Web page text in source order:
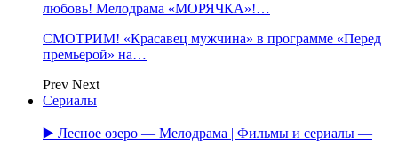
любовь! Мелодрама «МОРЯЧКА»!…
СМОТРИМ! «Красавец мужчина» в программе «Перед
премьерой» на…
Prev Next
Сериалы
▶️ Лесное озеро — Мелодрама | Фильмы и сериалы —